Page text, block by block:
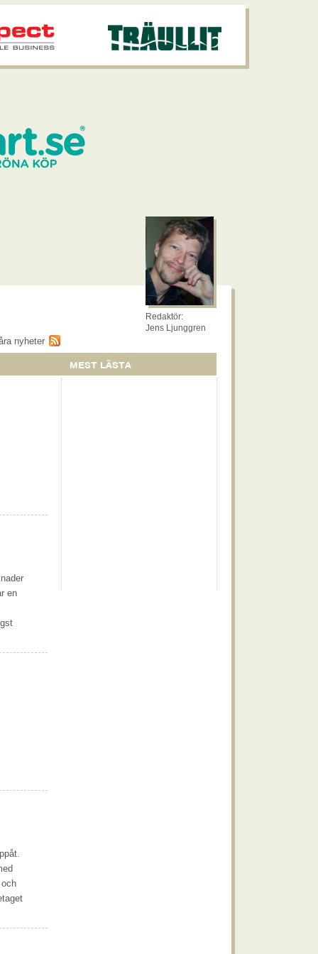
Redaktör:
Jens Ljunggren
nyheter
MEST LÄSTA
en